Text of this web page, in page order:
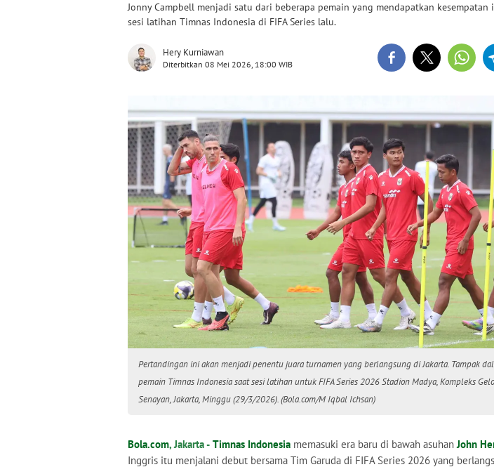
Jonny Campbell menjadi satu dari beberapa pemain yang mendapatkan kesempatan
sesi latihan Timnas Indonesia di FIFA Series lalu.
Hery Kurniawan
Diterbitkan 08 Mei 2026, 18:00 WIB
Pertandingan ini akan menjadi penentu juara turnamen yang berlangsung di Jakarta. Tampak
pemain Timnas Indonesia saat sesi latihan untuk FIFA Series 2026 Stadion Madya, Kompleks
Senayan, Jakarta, Minggu (29/3/2026). (Bola.com/M Iqbal Ichsan)
Bola.com, Jakarta - Timnas Indonesia memasuki era baru di bawah asuhanJohn
Inggris itu menjalani debut bersama Tim Garuda di FIFA Series 2026 yang